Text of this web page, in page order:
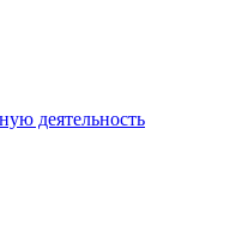
деятельность